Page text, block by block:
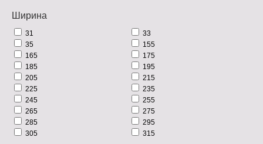
Ширина
31
33
35
155
165
175
185
195
205
215
225
235
245
255
265
275
285
295
305
315